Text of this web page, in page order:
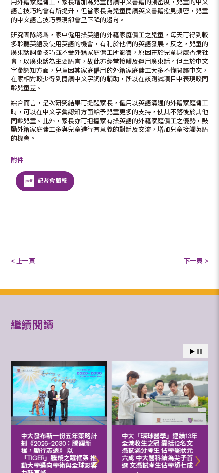
用外籍家庭傭工，家長增加為兒童閱讀中文書籍的頻密度，兒童的中文
語言技巧均會有所提升，但當家長為兒童閱讀英文書籍愈見頻密，兒童
的中文語言技巧表現卻會呈下降的趨向。
研究團隊認爲，家中僱用操英語的外籍家庭傭工之兒童，每天可得到較
多聆聽英語及使用英語的機會，有利於他們的英語發展。反之，兒童的
廣東話詞彙技巧並不受外籍家庭傭工所影響，原因在於兒童身處香港社
會，以廣東話為主要語言，故此亦經常接觸及運用廣東話。但至於中文
字彙認知方面，兒童因其家庭僱用的外籍家庭傭工大多不懂閱讀中文，
在家相對較少得到閱讀中文字詞的輔助，所以在該測試項目中表現較同
齡兒童差。
綜合而言，是次研究結果可提醒家長，僱用以英語溝通的外籍家庭傭工
時，可以在中文字彙認知方面給予兒童更多的支持，使其不落後於其他
同齡兒童。此外，家長亦可把握家有操英語的外籍家庭傭工之優勢，鼓
勵外籍家庭傭工多與兒童進行有意義的對話及交流，增加兒童接觸英語
的機會。
附件
記者會簡報
< 上一頁 下一頁 >
繼續閱讀
中大發布新一份五年策略計
劃《2026‒2030：騰躍新
程，勵行志遠》 以
「TIGER」騰飛之躍框架 推
動大學邁向學術與全球影響
中大「環球醫學」連續13年
全港收生之冠 囊括12名文
憑試滿分考生 佔學醫狀元
六成 中大醫科續為尖子首
選 文憑試考生佔學額七成